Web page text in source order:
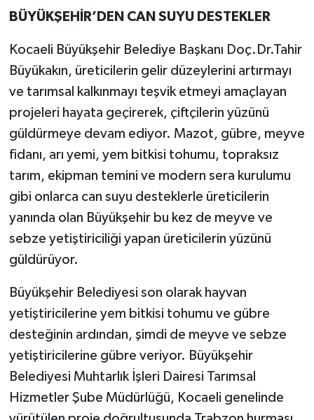
BÜYÜKŞEHİR’DEN CAN SUYU DESTEKLER
Kocaeli Büyükşehir Belediye Başkanı Doç.Dr.Tahir
Büyükakın, üreticilerin gelir düzeylerini artırmayı
ve tarımsal kalkınmayı teşvik etmeyi amaçlayan
projeleri hayata geçirerek, çiftçilerin yüzünü
güldürmeye devam ediyor. Mazot, gübre, meyve
fidanı, arı yemi, yem bitkisi tohumu, topraksız
tarım, ekipman temini ve modern sera kurulumu
gibi onlarca can suyu desteklerle üreticilerin
yanında olan Büyükşehir bu kez de meyve ve
sebze yetiştiriciliği yapan üreticilerin yüzünü
güldürüyor.
Büyükşehir Belediyesi son olarak hayvan
yetiştiricilerine yem bitkisi tohumu ve gübre
desteğinin ardından, şimdi de meyve ve sebze
yetiştiricilerine gübre veriyor. Büyükşehir
Belediyesi Muhtarlık İşleri Dairesi Tarımsal
Hizmetler Şube Müdürlüğü, Kocaeli genelinde